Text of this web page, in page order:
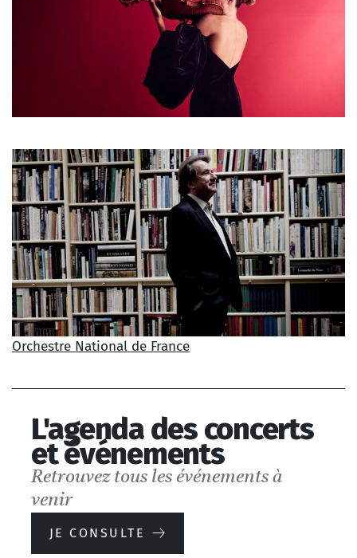
Festival Enescu,
Bucarest
DÉCOUVRIR
Bucarest
DÉCOUVRIR
Orchestre National de France
L'agenda des concerts
et événements
Retrouvez tous les événements à
venir
JE CONSULTE